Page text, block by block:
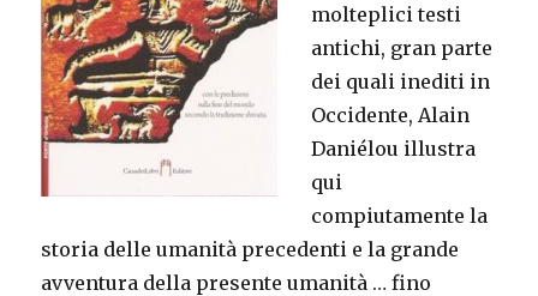
molteplici testi
antichi, gran parte
dei quali inediti in
Occidente, Alain
Daniélou illustra
qui
compiutamente la
storia delle umanità precedenti e la grande
avventura della presente umanità … fino